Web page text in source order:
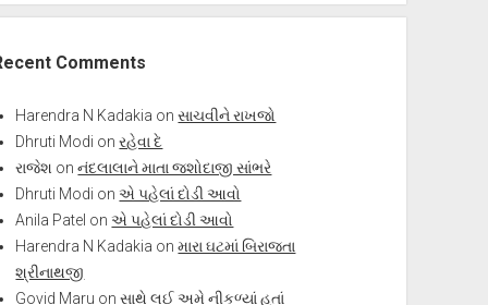
Comments
Harendra N Kadakia onસાચવીને રાખજો
Dhruti Modi onરહેવા દે
રાજેશ onનંદલાલાને માતા જશોદાજી સાંભરે
Dhruti Modi onએ પહેલાં દોડી આવો
Anila Patel onએ પહેલાં દોડી આવો
Harendra N Kadakia onમારા ઘટમાં બિરાજતા
શ્રીનાથજી
Govid Maru onસાથે લઈ અમે નીકળ્યાં હતાં